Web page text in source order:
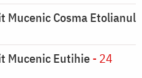
Mucenic Cosma Etolianul
Mucenic Eutihie- 24